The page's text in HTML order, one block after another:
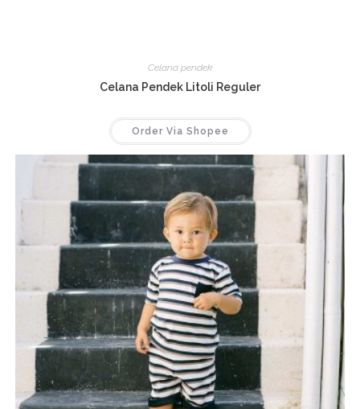
Celana pendek
Celana Pendek Litoli Reguler
Order Via Shopee